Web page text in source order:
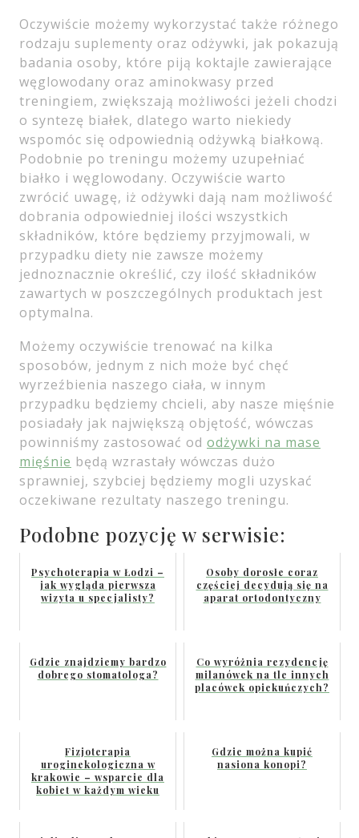
Oczywiście możemy wykorzystać także różnego
rodzaju suplementy oraz odżywki, jak pokazują
badania osoby, które piją koktajle zawierające
węglowodany oraz aminokwasy przed
treningiem, zwiększają możliwości jeżeli chodzi
o syntezę białek, dlatego warto niekiedy
wspomóc się odpowiednią odżywką białkową.
Podobnie po treningu możemy uzupełniać
białko i węglowodany. Oczywiście warto
zwrócić uwagę, iż odżywki dają nam możliwość
dobrania odpowiedniej ilości wszystkich
składników, które będziemy przyjmowali, w
przypadku diety nie zawsze możemy
jednoznacznie określić, czy ilość składników
zawartych w poszczególnych produktach jest
optymalna.
Możemy oczywiście trenować na kilka
sposobów, jednym z nich może być chęć
wyrzeźbienia naszego ciała, w innym
przypadku będziemy chcieli, aby nasze mięśnie
posiadały jak największą objętość, wówczas
powinniśmy zastosować od odżywki na mase
mięśnie będą wzrastały wówczas dużo
sprawniej, szybciej będziemy mogli uzyskać
oczekiwane rezultaty naszego treningu.
Podobne pozycję w serwisie:
Psychoterapia w Łodzi –
jak wygląda pierwsza
wizyta u specjalisty?
Osoby dorosłe coraz
częściej decydują się na
aparat ortodontyczny
Gdzie znajdziemy bardzo
dobrego stomatologa?
Co wyróżnia rezydencję
milanówek na tle innych
placówek opiekuńczych?
Fizjoterapia
uroginekologiczna w
krakowie – wsparcie dla
kobiet w każdym wieku
Gdzie można kupić
nasiona konopi?